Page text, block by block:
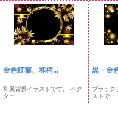
金色紅葉、和柄...
和風背景イラストです。 ベク
ター...
黒・金
ブラック
ストで...